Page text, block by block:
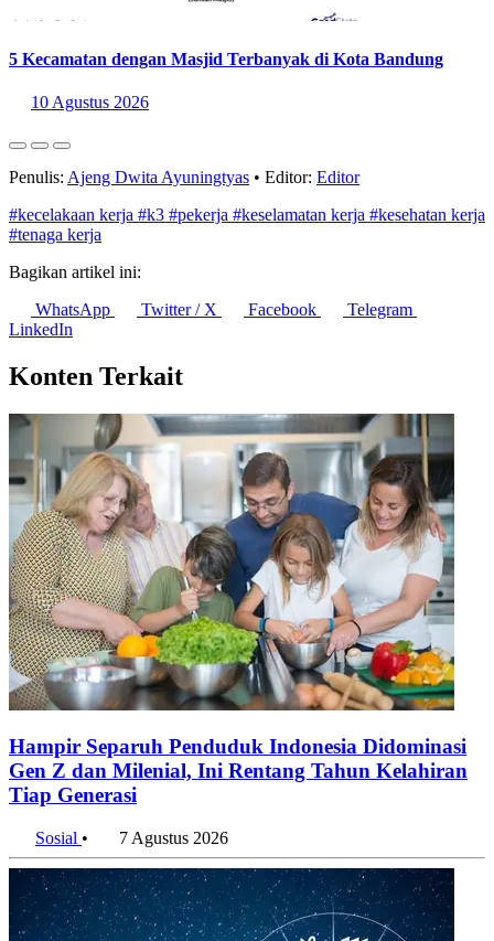
5 Kecamatan dengan Masjid Terbanyak di Kota Bandung
10 Agustus 2026
Penulis: Ajeng Dwita Ayuningtyas • Editor: Editor
#kecelakaan kerja #k3 #pekerja #keselamatan kerja #kesehatan kerja
#tenaga kerja
Bagikan artikel ini:
WhatsApp
Twitter / X Facebook
Telegram
LinkedIn
Konten Terkait
Hampir Separuh Penduduk Indonesia Didominasi
Gen Z dan Milenial, Ini Rentang Tahun Kelahiran
Tiap Generasi
Sosial • 7 Agustus 2026